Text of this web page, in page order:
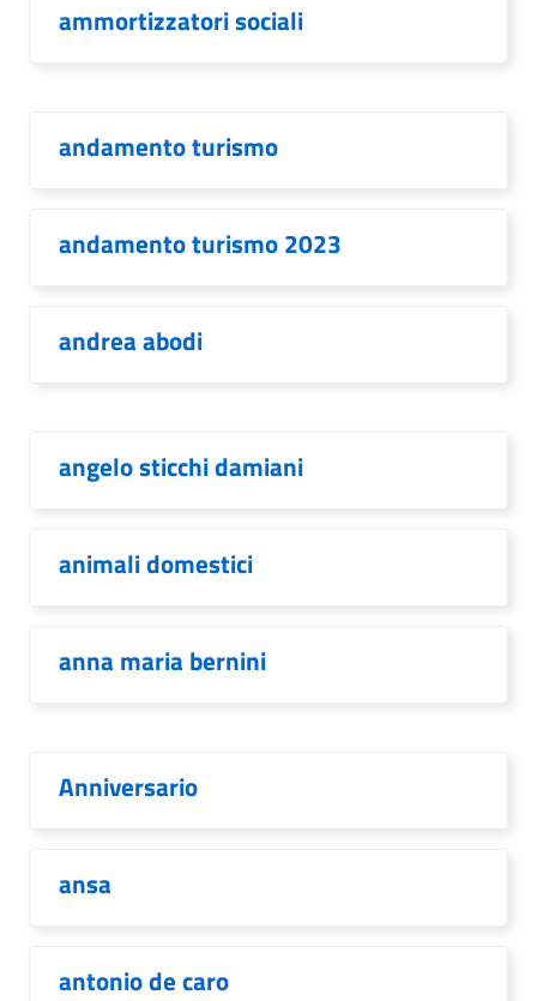
ammortizzatori sociali
andamento turismo
andamento turismo 2023
andrea abodi
angelo sticchi damiani
animali domestici
anna maria bernini
Anniversario
ansa
antonio de caro